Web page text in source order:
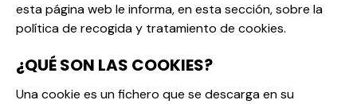
esta página web le informa, en esta sección, sobre la
política de recogida y tratamiento de cookies.
¿QUÉ SON LAS COOKIES?
Una cookie es un fichero que se descarga en su